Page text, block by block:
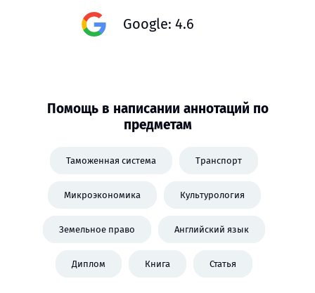
Google: 4.6
Помощь в написании аннотаций по
предметам
Таможенная система Транспорт
Микроэкономика Культурология
Земельное право Английский язык
Диплом Книга Статья